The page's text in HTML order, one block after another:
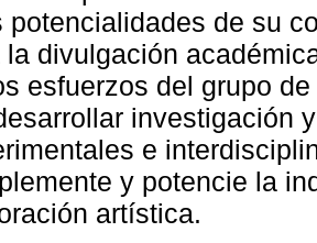
potencialidades de su
la divulgación
esfuerzos del grupo
investigación
e
y potencie la
artística.